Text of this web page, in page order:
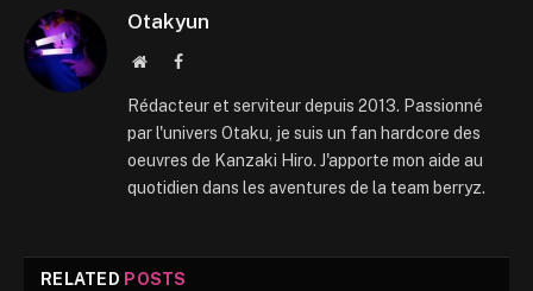
Otakyun
WebsiteFacebook
Rédacteur et serviteur depuis 2013. Passionné
par l'univers Otaku, je suis un fan hardcore des
oeuvres de Kanzaki Hiro. J'apporte mon aide au
quotidien dans les aventures de la team berryz.
RELATED POSTS